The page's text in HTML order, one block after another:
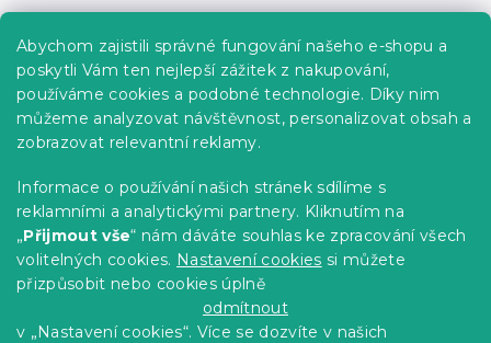
Abychom zajistili správné fungování našeho e-shopu a
poskytli Vám ten nejlepší zážitek z nakupování,
používáme cookies a podobné technologie. Díky nim
můžeme analyzovat návštěvnost, personalizovat obsah a
zobrazovat relevantní reklamy.
Informace o používání našich stránek sdílíme s
reklamními a analytickými partnery. Kliknutím na
„Přijmout vše“ nám dáváte souhlas ke zpracování všech
volitelných cookies. Nastavení cookies si můžete
přizpůsobit nebo cookies úplně
odmítnout
v „Nastavení cookies“. Více se dozvíte v našich
Bavlněný povlak na polštář SWAN
CLOUD 40x60 cm, růžový
Skladem (>10 ks)
39 Kč